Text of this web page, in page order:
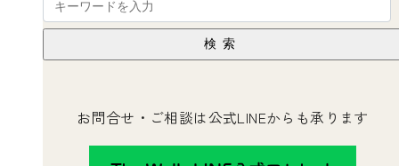
検索
お問合せ・ご相談は公式LINEからも承ります